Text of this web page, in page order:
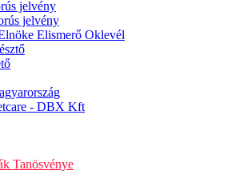
jelvény
jelvény
Elismerő Oklevél
- DBX Kft
Tanösvénye